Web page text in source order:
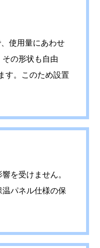
使用量にあわせ
の形状も自由
す。このため設置
を受けません。
温パネル仕様の保